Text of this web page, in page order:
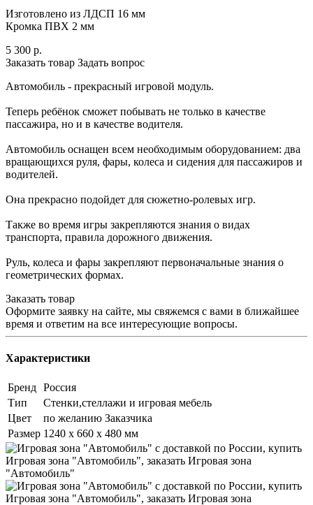
Изготовлено из ЛДСП 16 мм
Кромка ПВХ 2 мм
5 300 р.
Заказать товар Задать вопрос
Автомобиль - прекрасный игровой модуль.
Теперь ребёнок сможет побывать не только в качестве
пассажира, но и в качестве водителя.
Автомобиль оснащен всем необходимым оборудованием: два
вращающихся руля, фары, колеса и сидения для пассажиров и
водителей.
Она прекрасно подойдет для сюжетно-ролевых игр.
Также во время игры закрепляются знания о видах
транспорта, правила дорожного движения.
Руль, колеса и фары закрепляют первоначальные знания о
геометрических формах.
Заказать товар
Оформите заявку на сайте, мы свяжемся с вами в ближайшее
время и ответим на все интересующие вопросы.
Характеристики
Бренд Россия
Тип
Стенки,стеллажи и игровая мебель
Цвет
по желанию Заказчика
Размер 1240 х 660 х 480 мм